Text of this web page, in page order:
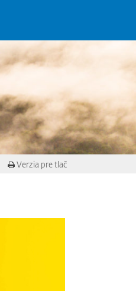
Verzia pre tlač